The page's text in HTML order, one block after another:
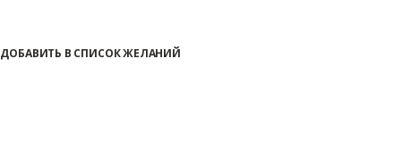
ДОБАВИТЬ В СПИСОК ЖЕЛАНИЙ